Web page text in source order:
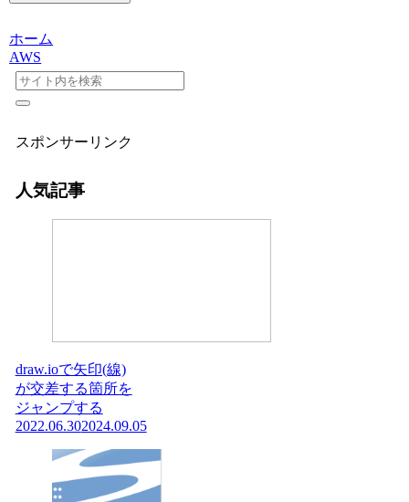
ホーム
AWS
スポンサーリンク
人気記事
draw.ioで矢印(線)
が交差する箇所を
ジャンプする
2022.06.302024.09.05